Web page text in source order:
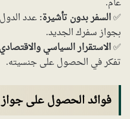
✅السفر بدون تأشيرة:عدد
بجواز سفرك الجديد.
✅الاستقرار السياسي
تفكر في الحصول على جنسيته.
فوائد الحصول على جواز